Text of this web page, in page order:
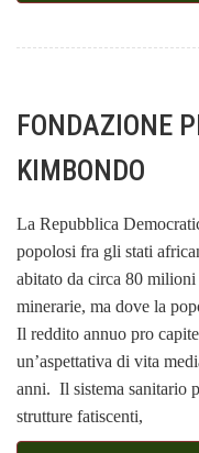
FONDAZIONE
KIMBONDO
La Repubblica
popolosi fra gli stati
abitato da circa 80
minerarie, ma dove la
Il reddito annuo pro
un’aspettativa di vita
anni. Il sistema sanitario
strutture fatiscenti,